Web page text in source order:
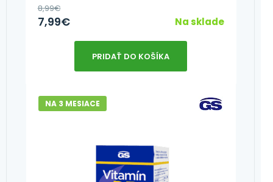
8,99€
7,99€ Na sklade
PRIDAŤ DO KOŠÍKA
NA 3 MESIACE